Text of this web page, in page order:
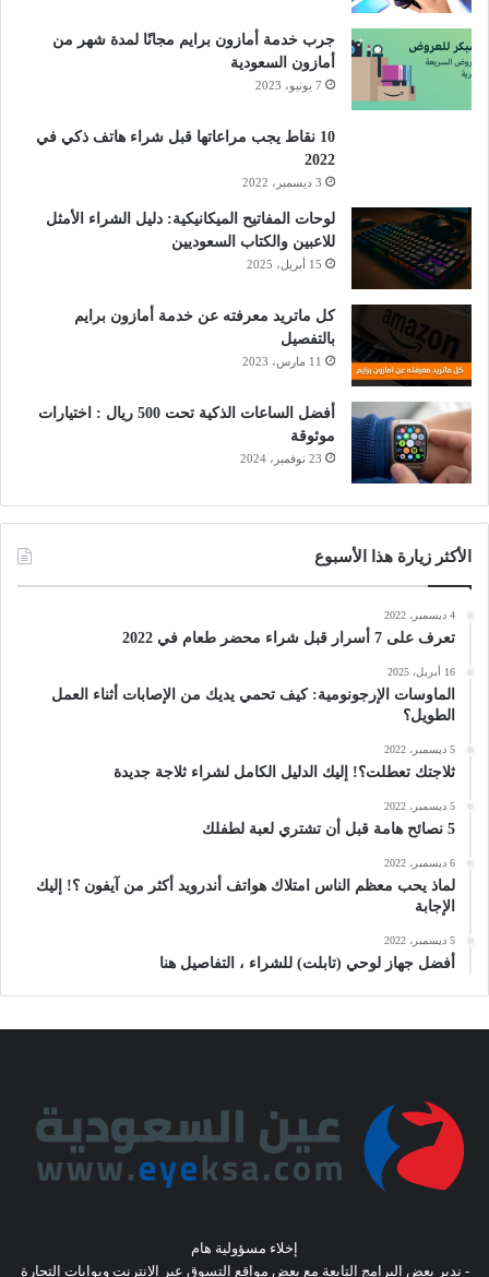
جرب خدمة أمازون برايم مجانًا لمدة شهر من
أمازون السعودية
7 يونيو، 2023
10 نقاط يجب مراعاتها قبل شراء هاتف ذكي في
2022
3 ديسمبر، 2022
لوحات المفاتيح الميكانيكية: دليل الشراء الأمثل
للاعبين والكتاب السعوديين
15 أبريل، 2025
كل ماتريد معرفته عن خدمة أمازون برايم
بالتفصيل
11 مارس، 2023
أفضل الساعات الذكية تحت 500 ريال : اختيارات
موثوقة
23 نوفمبر، 2024
الأكثر زيارة هذا الأسبوع
4 ديسمبر، 2022
تعرف على 7 أسرار قبل شراء محضر طعام في 2022
16 أبريل، 2025
الماوسات الإرجونومية: كيف تحمي يديك من الإصابات أثناء العمل
الطويل؟
5 ديسمبر، 2022
ثلاجتك تعطلت؟! إليك الدليل الكامل لشراء ثلاجة جديدة
5 ديسمبر، 2022
5 نصائح هامة قبل أن تشتري لعبة لطفلك
6 ديسمبر، 2022
لماذ يحب معظم الناس امتلاك هواتف أندرويد أكثر من آيفون ؟! إليك
الإجابة
5 ديسمبر، 2022
أفضل جهاز لوحي (تابلت) للشراء ، التفاصيل هنا
إخلاء مسؤولية هام
- ندير بعض البرامج التابعة مع بعض مواقع التسوق عبر الإنترنت وبوابات التجارة